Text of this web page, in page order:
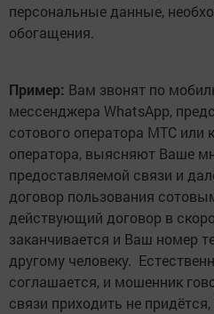
персональные данные,
обогащения.
Пример: Вам звонят по
мессенджера WhatsApp,
сотового оператора МТС или
оператора, выясняют Ваше
предоставляемой связи и
договор пользования
действующий договор в
заканчивается и Ваш номер
другому человеку.
соглашается, и мошенник
связи приходить не